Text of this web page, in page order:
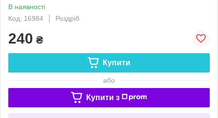
В наявності
Код: 16984
Роздріб
240 ₴
Купити
або
Купити з